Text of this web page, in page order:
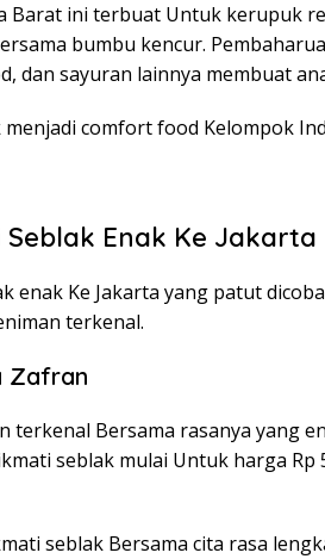
Barat ini terbuat Untuk kerupuk
bumbu kencur.
dan sayuran lainnya membuat
comfort food Kelompok
Seblak Enak Ke
enak Ke Jakarta yang patut
terkenal.
Zafran
terkenal Bersama rasanya yang
seblak mulai Untuk harga Rp
seblak Bersama cita rasa